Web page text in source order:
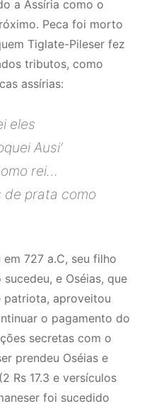
a Assíria como o
Peca foi morto
Tiglate-Pileser fez
tributos, como
assírias:
eles
Ausi’
rei…
prata como
727 a.C, seu filho
e Oséias, que
patriota, aproveitou
o pagamento do
secretas com o
prendeu Oséias e
Rs 17.3 e versículos
foi sucedido